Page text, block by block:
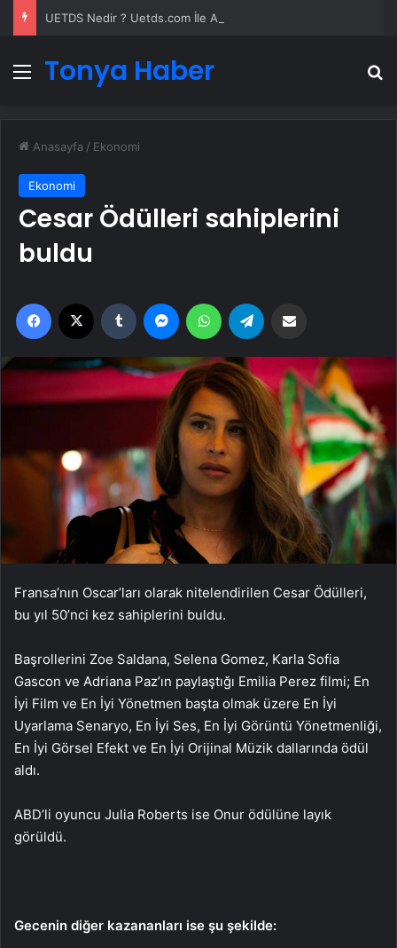
Menü
Tonya Haber
Anasayfa / Ekonomi
Ekonomi
Cesar Ödülleri sahiplerini
buldu
Facebook Tumblr MessengerWhatsApp
Fransa’nın Oscar’ları olarak nitelendirilen Cesar Ödülleri,
bu yıl 50’nci kez sahiplerini buldu.
Başrollerini Zoe Saldana, Selena Gomez, Karla Sofia
Gascon ve Adriana Paz’ın paylaştığı Emilia Perez filmi; En
İyi Film ve En İyi Yönetmen başta olmak üzere En İyi
Uyarlama Senaryo, En İyi Ses, En İyi Görüntü Yönetmenliği,
En İyi Görsel Efekt ve En İyi Orijinal Müzik dallarında ödül
aldı.
ABD’li oyuncu Julia Roberts ise Onur ödülüne layık
görüldü.
Gecenin diğer kazananları ise şu şekilde: